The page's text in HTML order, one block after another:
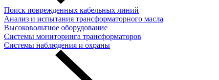
Поиск поврежденных кабельных линий
Анализ и испытания трансформаторного масла
Высоковольтное оборудование
Системы мониторинга трансформаторов
Системы наблюдения и охраны